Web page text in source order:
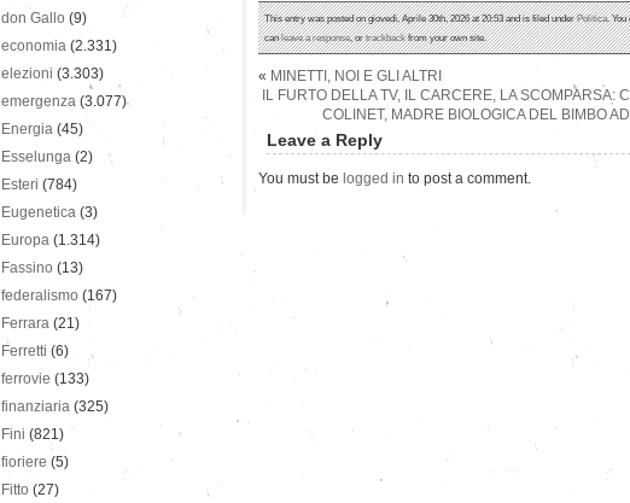
This entry was posted on giovedì, Aprile 30th, 2026 at 20:53 and is filed underPolitica. You
canleave a response, ortrackbackfrom your own site.
« MINETTI, NOI E GLI ALTRI
IL FURTO DELLA TV, IL CARCERE, LA SCOMPARSA:
COLINET, MADRE BIOLOGICA DEL BIMBO
Leave a Reply
You must be logged in to post a comment.
don Gallo (9)
economia (2.331)
elezioni (3.303)
emergenza (3.077)
Energia (45)
Esselunga (2)
Esteri (784)
Eugenetica (3)
Europa (1.314)
Fassino (13)
federalismo (167)
Ferrara (21)
Ferretti (6)
ferrovie (133)
finanziaria (325)
Fini (821)
fioriere (5)
Fitto (27)